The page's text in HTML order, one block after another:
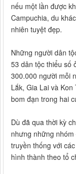
nếu một lần được
Campuchia, du
nhiên tuyệt đẹp.
Những người dân
53 dân tộc thiểu số
300.000 người mỗi
Lắk, Gia Lai và
bom đạn trong hai
Dù đã qua thời kỳ
nhưng những
truyền thống với
hình thành theo tổ